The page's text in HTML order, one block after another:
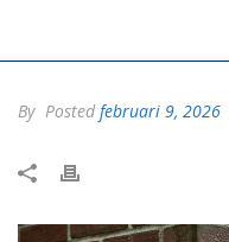
By Posted februari 9, 2026